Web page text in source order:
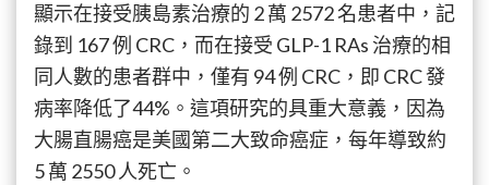
顯示在接受胰島素治療的 2 萬 2572 名患者中，記
錄到 167 例 CRC，而在接受 GLP-1 RAs 治療的相
同人數的患者群中，僅有 94 例 CRC，即 CRC 發
病率降低了44%。這項研究的具重大意義，因為
大腸直腸癌是美國第二大致命癌症，每年導致約
5 萬 2550 人死亡。